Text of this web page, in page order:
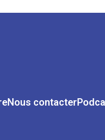
Nous contacter